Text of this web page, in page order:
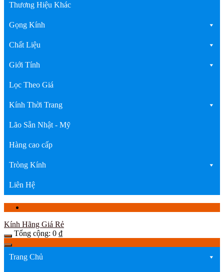
Thương Hiệu Khác
Gọng Kính
Chất Liệu
Giới Tính
Lọc Theo Giá
Kính Thời Trang
Lão Sẵn Nhật - Mỹ
Hàng cao cấp
Tròng Kính
Liên Hệ
Kính Hãng Giá Rẻ
Tổng cộng: 0 ₫
Trang Chủ